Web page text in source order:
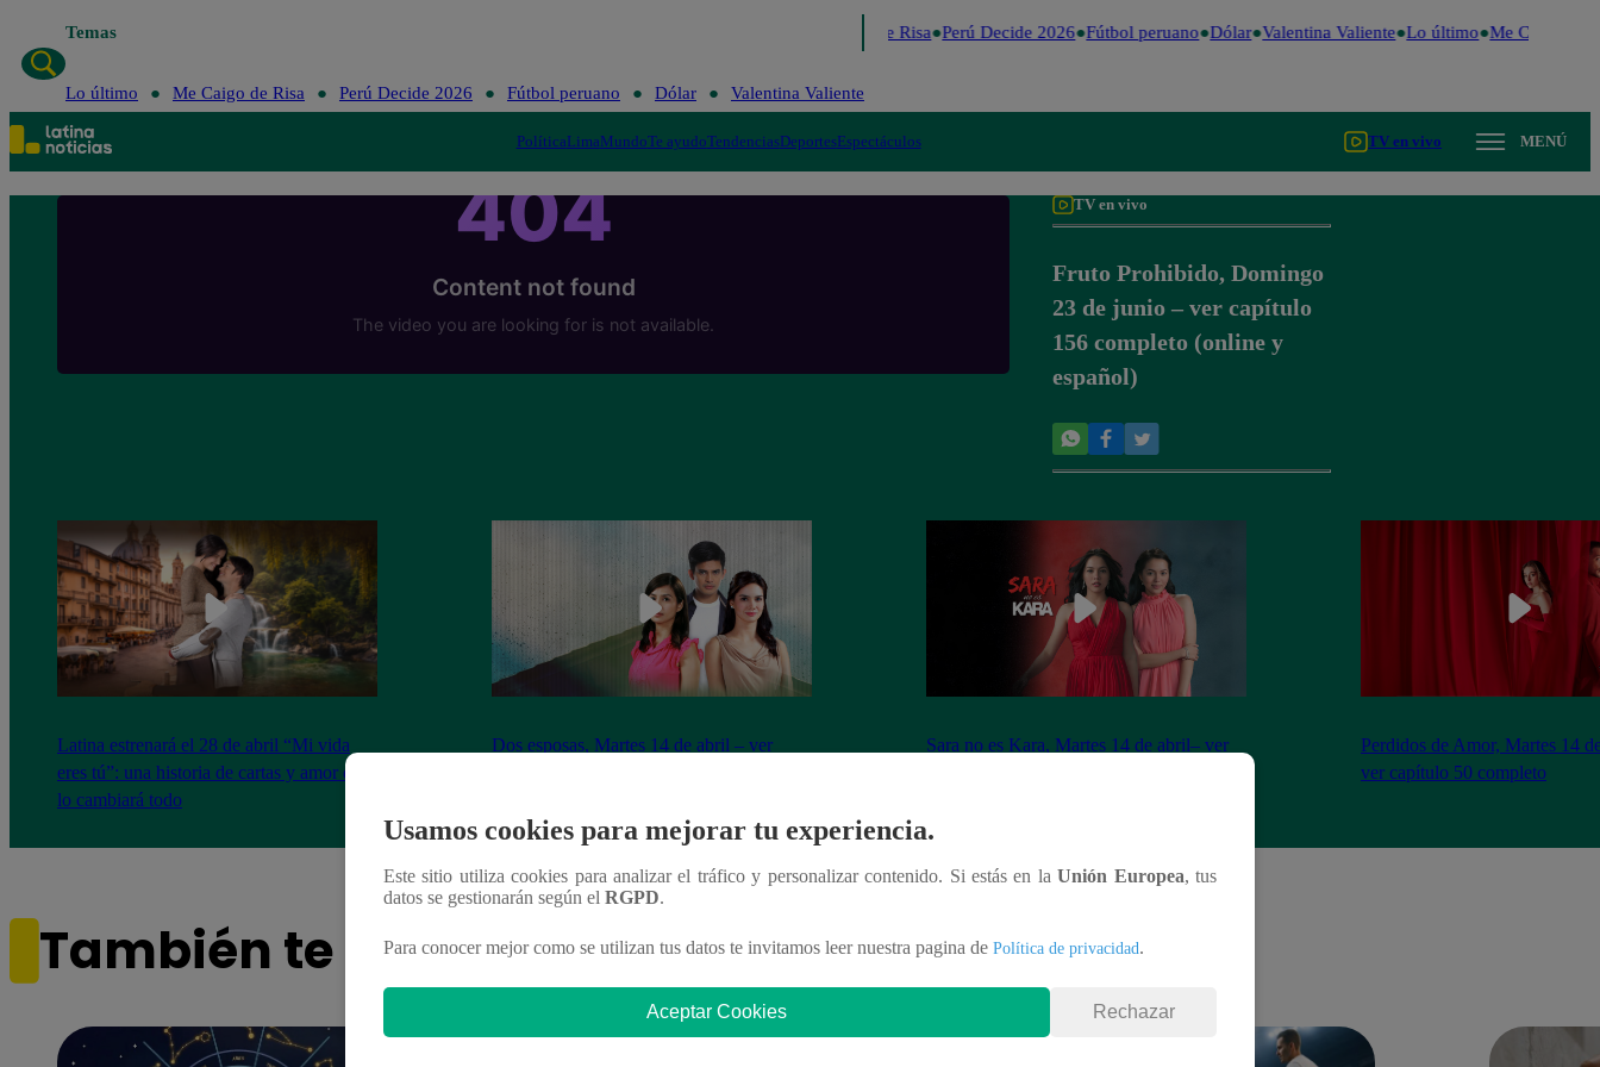
Temas Me Caigo de Risa Perú Decide 2026 Fútbol peruano Dólar Valentina Valiente Lo último Me Caigo de
Lo último Me Caigo de Risa Perú Decide 2026 Fútbol peruano Dólar Valentina Valiente
PolíticaLimaMundoTe ayudoTendenciasDeportesEspectáculos TV en vivo MENÚ
TV en vivo
Fruto Prohibido, Domingo
23 de junio – ver capítulo
156 completo (online y
español)
Latina estrenará el 28 de abril “Mi vida
eres tú”: una historia de cartas y amor que
lo cambiará todo
Dos esposas, Martes 14 de abril – ver
Sara no es Kara, Martes 14 de abril– ver
Perdidos de Amor, Martes 14
ver capítulo 50 completo
También te puede interesar
Usamos cookies para mejorar tu experiencia.
Este sitio utiliza cookies para analizar el tráfico y personalizar contenido. Si estás en laUnión Europea, tus
datos se gestionarán según el RGPD.
Para conocer mejor como se utilizan tus datos te invitamos leer nuestra pagina de Política de privacidad.
Aceptar Cookies Rechazar